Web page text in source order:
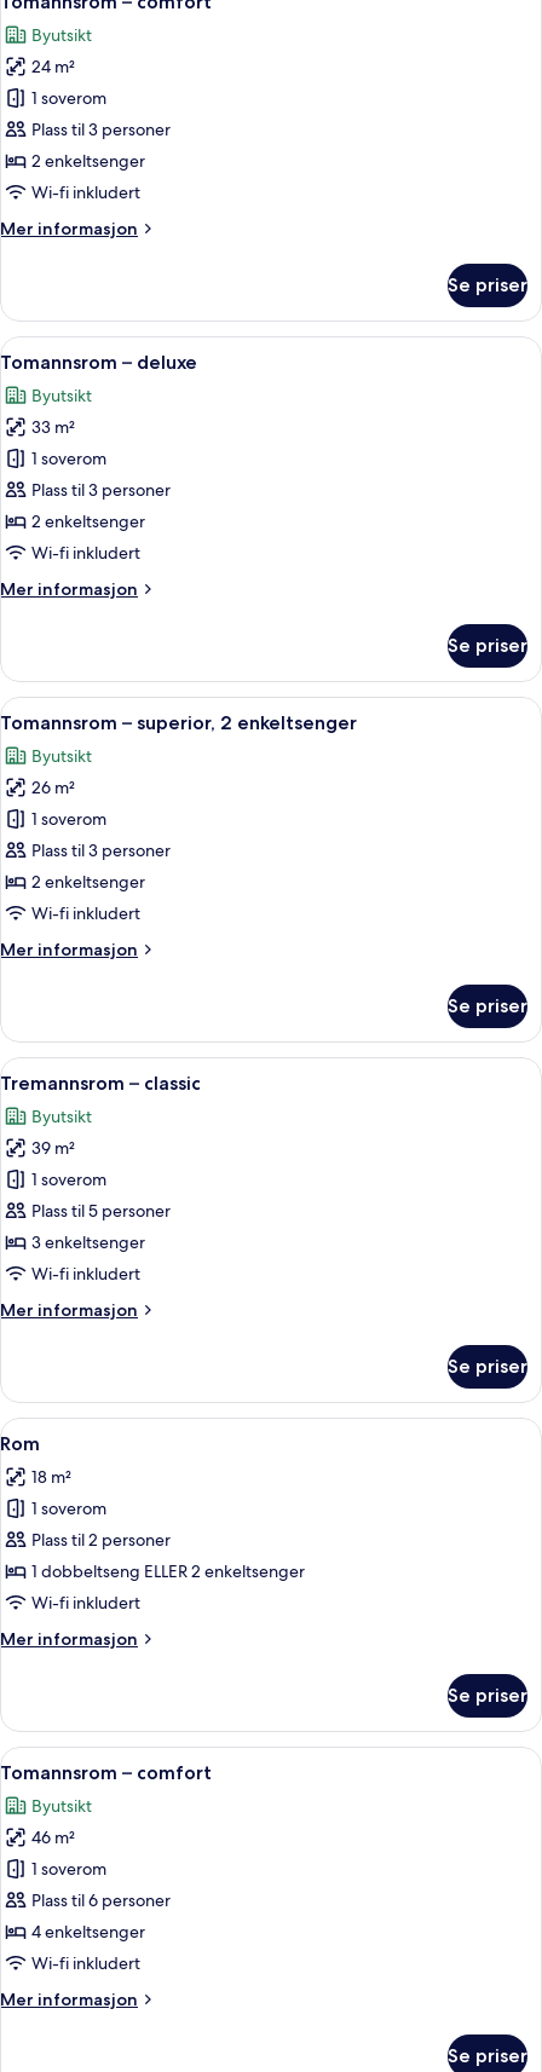
alle
bildene
av
Tomannsrom
–
comfort
Byutsikt
24 m²
1 soverom
Plass til 3 personer
2 enkeltsenger
Wi-fi inkludert
Mer informasjon
Mer
–
comfort
Se priser
Åpne
alle
bildene
av
Tomannsrom
–
deluxe
Tomannsrom – deluxe | Dundyner,
11
Tomannsrom – deluxe
Byutsikt
33 m²
1 soverom
Plass til 3 personer
2 enkeltsenger
Wi-fi inkludert
Mer informasjon
Mer
–
deluxe
Se priser
Åpne
alle
bildene
av
Tomannsrom
–
superior,
2
Tomannsrom – superior, 2
7
Tomannsrom – superior, 2 enkeltsenger
Byutsikt
26 m²
1 soverom
Plass til 3 personer
2 enkeltsenger
Wi-fi inkludert
Mer informasjon
Mer
–
superior,
2
Se priser
Åpne
alle
bildene
av
Tremannsrom
–
classic
Tremannsrom – classic | Dundyner,
11
Tremannsrom – classic
Byutsikt
39 m²
1 soverom
Plass til 5 personer
3 enkeltsenger
Wi-fi inkludert
Mer informasjon
Mer
–
classic
Se priser
Åpne
alle
bildene
av
Rom
Toalettartikler (inkludert), hårføner,
5
Rom
18 m²
1 soverom
Plass til 2 personer
1 dobbeltseng ELLER 2 enkeltsenger
Wi-fi inkludert
Mer informasjon
Mer
Se priser
Åpne
alle
bildene
av
Tomannsrom
–
comfort
Dundyner, safe på rommet,
11
Tomannsrom – comfort
Byutsikt
46 m²
1 soverom
Plass til 6 personer
4 enkeltsenger
Wi-fi inkludert
Mer informasjon
Mer
Se priser